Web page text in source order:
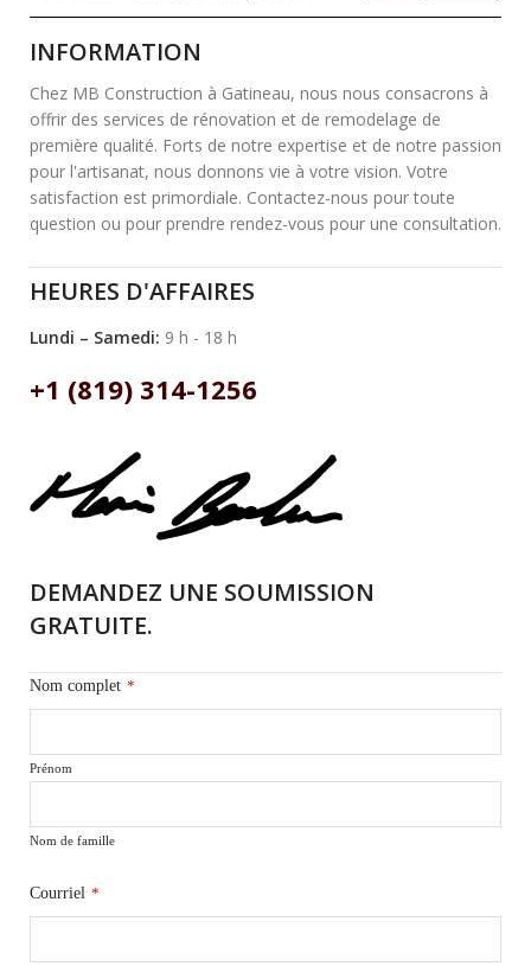
INFORMATION
Chez MB Construction à Gatineau, nous nous consacrons à
offrir des services de rénovation et de remodelage de
première qualité. Forts de notre expertise et de notre passion
pour l'artisanat, nous donnons vie à votre vision. Votre
satisfaction est primordiale. Contactez-nous pour toute
question ou pour prendre rendez-vous pour une consultation.
HEURES D'AFFAIRES
Lundi – Samedi: 9 h - 18 h
+1 (819) 314-1256
DEMANDEZ UNE SOUMISSION
GRATUITE.
Nom complet *
Prénom
Nom de famille
Courriel *